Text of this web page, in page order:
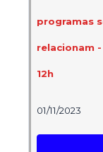
programas
relacionam -
12h
01/11/2023